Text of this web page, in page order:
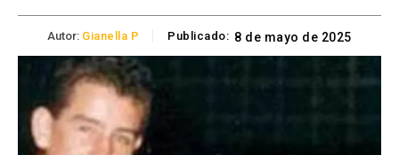
Autor: Gianella P Publicado: 8 de mayo de 2025